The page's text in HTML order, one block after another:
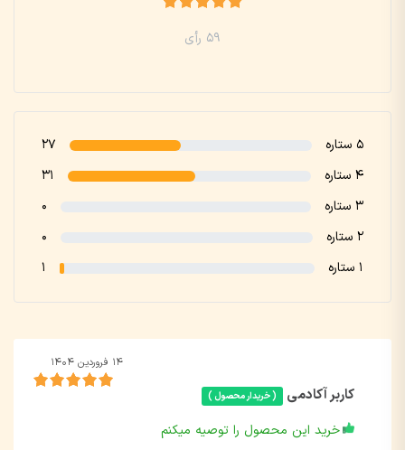
59 رأی
5 ستاره
27
4 ستاره
31
3 ستاره
0
2 ستاره
0
1 ستاره
1
کاربر آکادمی ( خریدار محصول )
۱۴ فروردین ۱۴۰۴
خرید این محصول را توصیه میکنم